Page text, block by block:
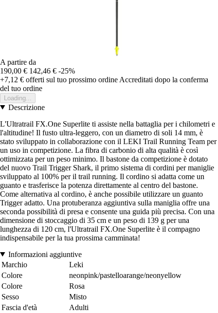
A partire da
190,00 € 142,46 € -25%
+7,12 € offerti sul tuo prossimo ordine Accreditati dopo la conferma
del tuo ordine
Loading...
Descrizione
L'Ultratrail FX.One Superlite ti assiste nella battaglia per i chilometri e
l'altitudine! Il fusto ultra-leggero, con un diametro di soli 14 mm, è
stato sviluppato in collaborazione con il LEKI Trail Running Team per
un uso in competizione. La fibra di carbonio di alta qualità è così
ottimizzata per un peso minimo. Il bastone da competizione è dotato
del nuovo Trail Trigger Shark, il primo sistema di cordini per maniglie
sviluppato al 100% per il trail running. Il cordino si adatta come un
guanto e trasferisce la potenza direttamente al centro del bastone.
Come alternativa al cordino, è anche possibile utilizzare un guanto
Trigger adatto. Una protuberanza aggiuntiva sulla maniglia offre una
seconda possibilità di presa e consente una guida più precisa. Con una
dimensione di stoccaggio di 35 cm e un peso di 139 g per una
lunghezza di 120 cm, l'Ultratrail FX.One Superlite è il compagno
indispensabile per la tua prossima camminata!
Informazioni aggiuntive
Marchio
Leki
Colore
neonpink/pastelloarange/neonyellow
Colore
Rosa
Sesso
Misto
Fascia d'età
Adulti